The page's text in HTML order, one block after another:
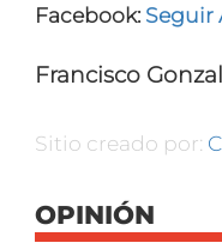
Facebook: Seguir
Francisco
Sitio creado por:
OPINIÓN